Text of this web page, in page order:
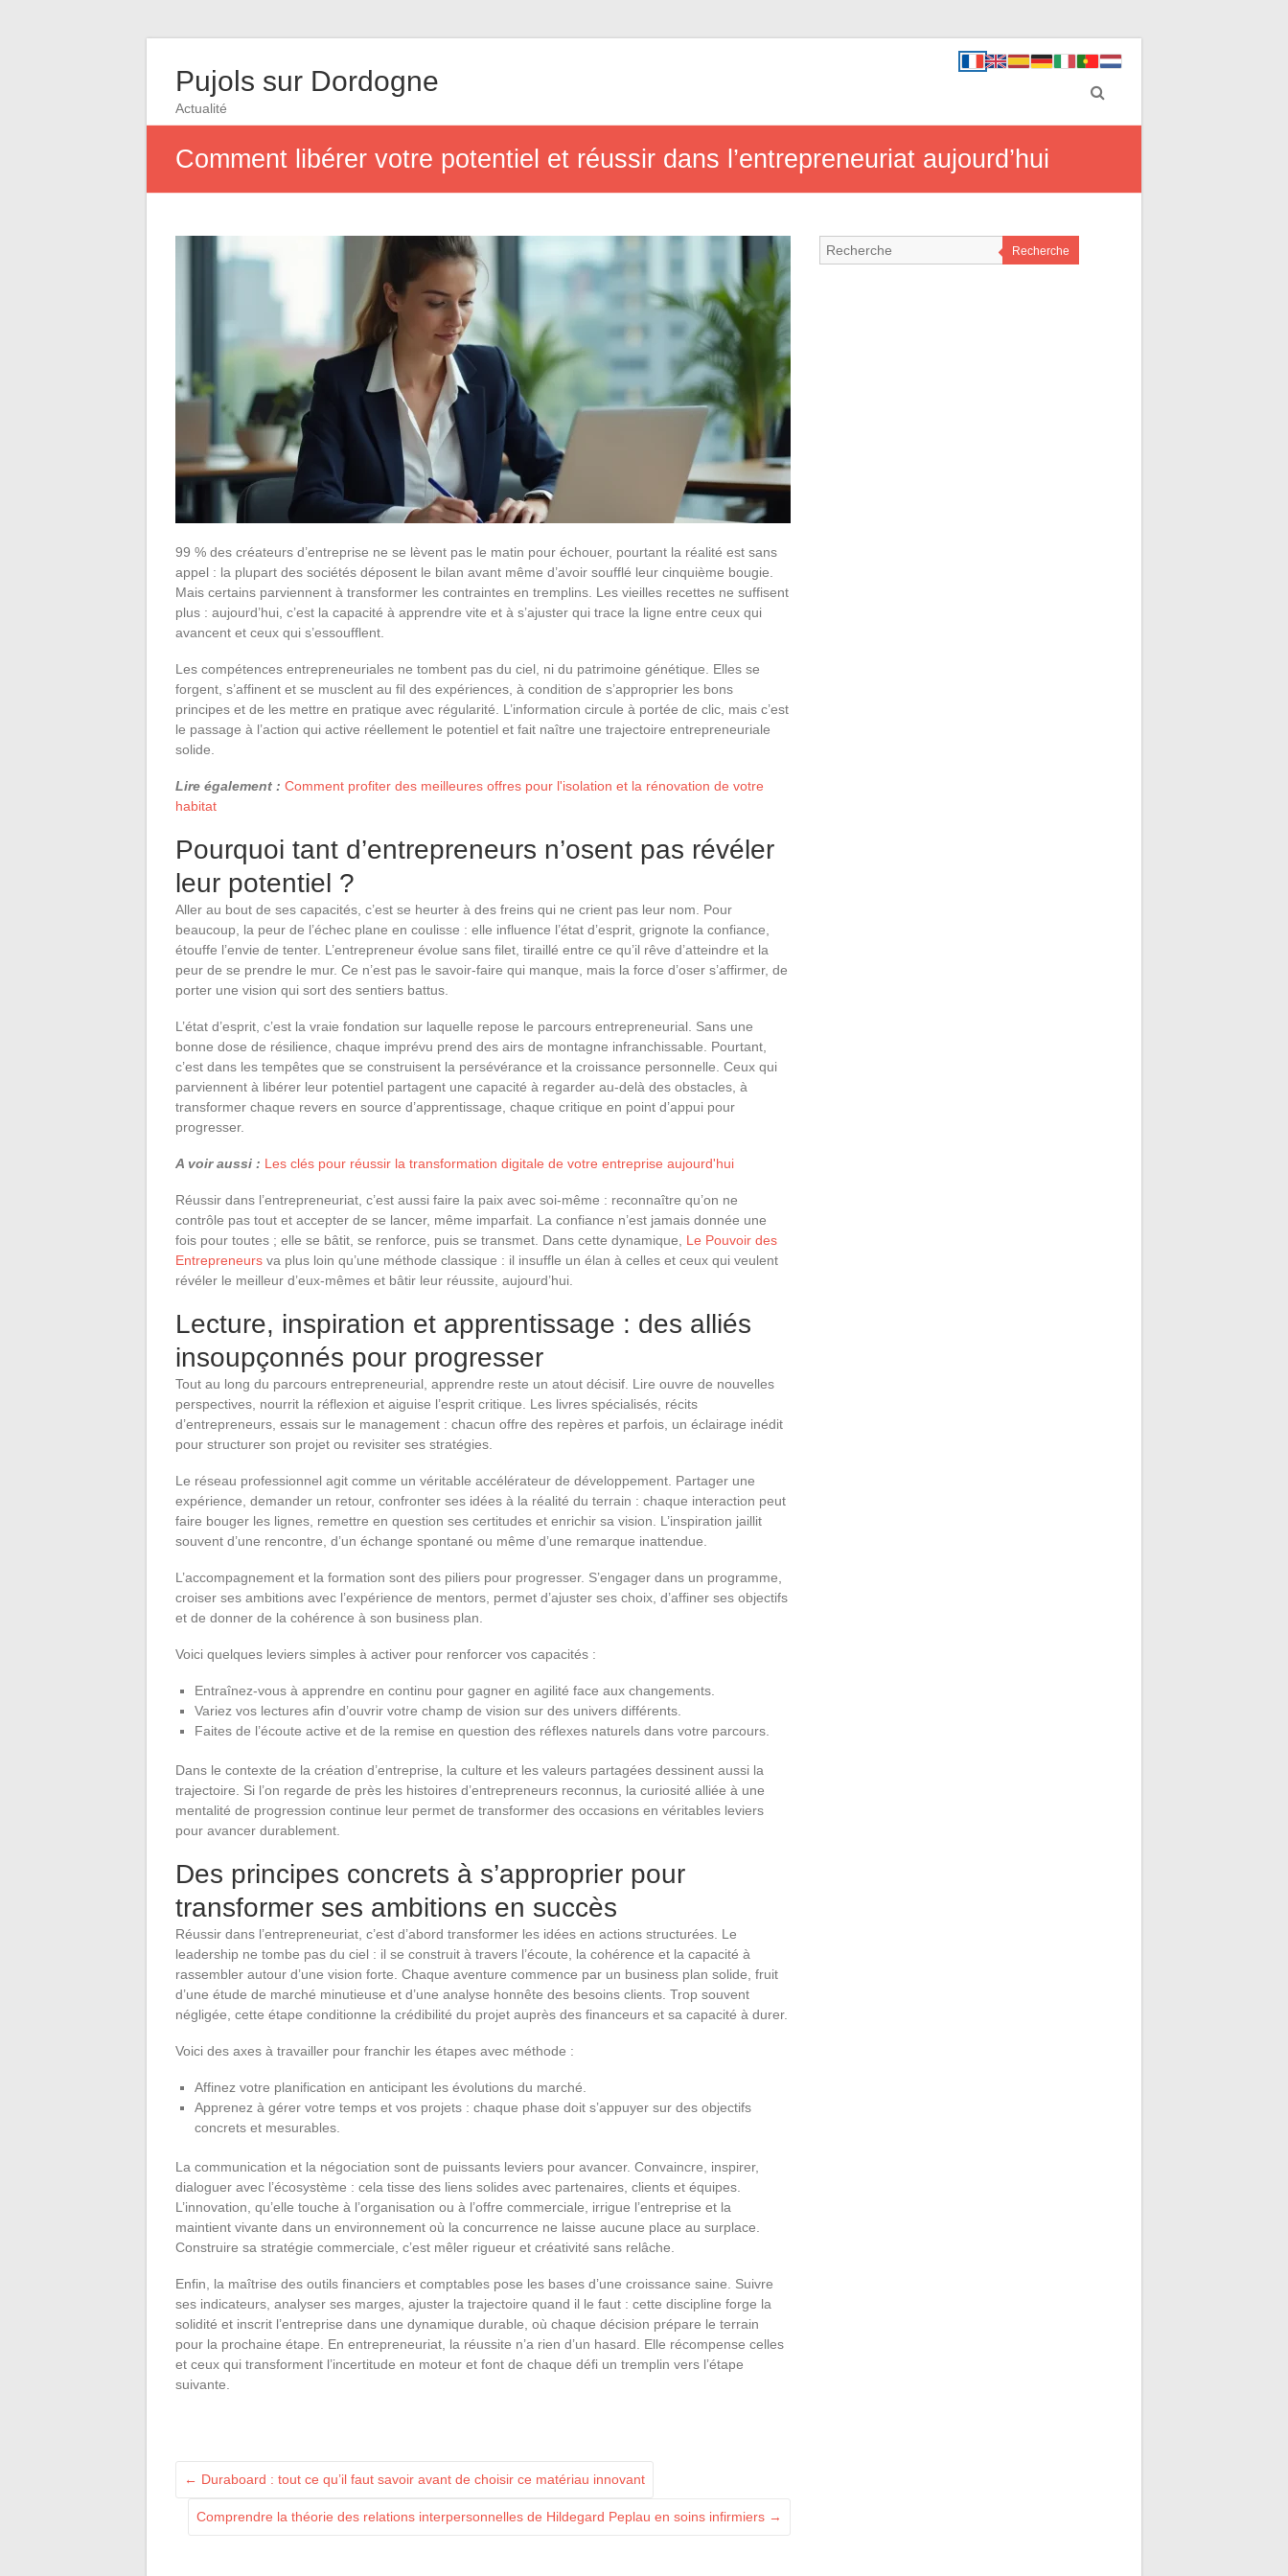
Pujols sur Dordogne
Actualité
Comment libérer votre potentiel et réussir dans l’entrepreneuriat aujourd’hui
99 % des créateurs d’entreprise ne se lèvent pas le matin pour échouer, pourtant la réalité est sans
appel : la plupart des sociétés déposent le bilan avant même d’avoir soufflé leur cinquième bougie.
Mais certains parviennent à transformer les contraintes en tremplins. Les vieilles recettes ne suffisent
plus : aujourd’hui, c’est la capacité à apprendre vite et à s’ajuster qui trace la ligne entre ceux qui
avancent et ceux qui s’essoufflent.
Les compétences entrepreneuriales ne tombent pas du ciel, ni du patrimoine génétique. Elles se
forgent, s’affinent et se musclent au fil des expériences, à condition de s’approprier les bons
principes et de les mettre en pratique avec régularité. L’information circule à portée de clic, mais c’est
le passage à l’action qui active réellement le potentiel et fait naître une trajectoire entrepreneuriale
solide.
Lire également : Comment profiter des meilleures offres pour l'isolation et la rénovation de votre
habitat
Pourquoi tant d’entrepreneurs n’osent pas révéler
leur potentiel ?
Aller au bout de ses capacités, c’est se heurter à des freins qui ne crient pas leur nom. Pour
beaucoup, la peur de l’échec plane en coulisse : elle influence l’état d’esprit, grignote la confiance,
étouffe l’envie de tenter. L’entrepreneur évolue sans filet, tiraillé entre ce qu’il rêve d’atteindre et la
peur de se prendre le mur. Ce n’est pas le savoir-faire qui manque, mais la force d’oser s’affirmer, de
porter une vision qui sort des sentiers battus.
L’état d’esprit, c’est la vraie fondation sur laquelle repose le parcours entrepreneurial. Sans une
bonne dose de résilience, chaque imprévu prend des airs de montagne infranchissable. Pourtant,
c’est dans les tempêtes que se construisent la persévérance et la croissance personnelle. Ceux qui
parviennent à libérer leur potentiel partagent une capacité à regarder au-delà des obstacles, à
transformer chaque revers en source d’apprentissage, chaque critique en point d’appui pour
progresser.
A voir aussi : Les clés pour réussir la transformation digitale de votre entreprise aujourd'hui
Réussir dans l’entrepreneuriat, c’est aussi faire la paix avec soi-même : reconnaître qu’on ne
contrôle pas tout et accepter de se lancer, même imparfait. La confiance n’est jamais donnée une
fois pour toutes ; elle se bâtit, se renforce, puis se transmet. Dans cette dynamique, Le Pouvoir des
Entrepreneurs va plus loin qu’une méthode classique : il insuffle un élan à celles et ceux qui veulent
révéler le meilleur d’eux-mêmes et bâtir leur réussite, aujourd’hui.
Lecture, inspiration et apprentissage : des alliés
insoupçonnés pour progresser
Tout au long du parcours entrepreneurial, apprendre reste un atout décisif. Lire ouvre de nouvelles
perspectives, nourrit la réflexion et aiguise l’esprit critique. Les livres spécialisés, récits
d’entrepreneurs, essais sur le management : chacun offre des repères et parfois, un éclairage inédit
pour structurer son projet ou revisiter ses stratégies.
Le réseau professionnel agit comme un véritable accélérateur de développement. Partager une
expérience, demander un retour, confronter ses idées à la réalité du terrain : chaque interaction peut
faire bouger les lignes, remettre en question ses certitudes et enrichir sa vision. L’inspiration jaillit
souvent d’une rencontre, d’un échange spontané ou même d’une remarque inattendue.
L’accompagnement et la formation sont des piliers pour progresser. S’engager dans un programme,
croiser ses ambitions avec l’expérience de mentors, permet d’ajuster ses choix, d’affiner ses objectifs
et de donner de la cohérence à son business plan.
Voici quelques leviers simples à activer pour renforcer vos capacités :
Entraînez-vous à apprendre en continu pour gagner en agilité face aux changements.
Variez vos lectures afin d’ouvrir votre champ de vision sur des univers différents.
Faites de l’écoute active et de la remise en question des réflexes naturels dans votre parcours.
Dans le contexte de la création d’entreprise, la culture et les valeurs partagées dessinent aussi la
trajectoire. Si l’on regarde de près les histoires d’entrepreneurs reconnus, la curiosité alliée à une
mentalité de progression continue leur permet de transformer des occasions en véritables leviers
pour avancer durablement.
Des principes concrets à s’approprier pour
transformer ses ambitions en succès
Réussir dans l’entrepreneuriat, c’est d’abord transformer les idées en actions structurées. Le
leadership ne tombe pas du ciel : il se construit à travers l’écoute, la cohérence et la capacité à
rassembler autour d’une vision forte. Chaque aventure commence par un business plan solide, fruit
d’une étude de marché minutieuse et d’une analyse honnête des besoins clients. Trop souvent
négligée, cette étape conditionne la crédibilité du projet auprès des financeurs et sa capacité à durer.
Voici des axes à travailler pour franchir les étapes avec méthode :
Affinez votre planification en anticipant les évolutions du marché.
Apprenez à gérer votre temps et vos projets : chaque phase doit s’appuyer sur des objectifs
concrets et mesurables.
La communication et la négociation sont de puissants leviers pour avancer. Convaincre, inspirer,
dialoguer avec l’écosystème : cela tisse des liens solides avec partenaires, clients et équipes.
L’innovation, qu’elle touche à l’organisation ou à l’offre commerciale, irrigue l’entreprise et la
maintient vivante dans un environnement où la concurrence ne laisse aucune place au surplace.
Construire sa stratégie commerciale, c’est mêler rigueur et créativité sans relâche.
Enfin, la maîtrise des outils financiers et comptables pose les bases d’une croissance saine. Suivre
ses indicateurs, analyser ses marges, ajuster la trajectoire quand il le faut : cette discipline forge la
solidité et inscrit l’entreprise dans une dynamique durable, où chaque décision prépare le terrain
pour la prochaine étape. En entrepreneuriat, la réussite n’a rien d’un hasard. Elle récompense celles
et ceux qui transforment l’incertitude en moteur et font de chaque défi un tremplin vers l’étape
suivante.
← Duraboard : tout ce qu’il faut savoir avant de choisir ce matériau innovant
Comprendre la théorie des relations interpersonnelles de Hildegard Peplau en soins infirmiers →
Recherche